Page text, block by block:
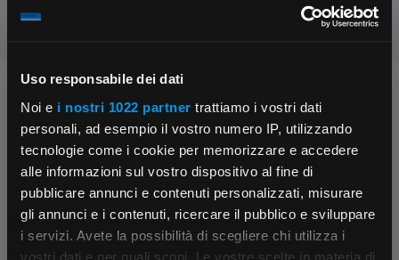
Uso responsabile dei dati
Noi e i nostri 1022 partner trattiamo i vostri dati
personali, ad esempio il vostro numero IP, utilizzando
tecnologie come i cookie per memorizzare e accedere
alle informazioni sul vostro dispositivo al fine di
pubblicare annunci e contenuti personalizzati, misurare
gli annunci e i contenuti, ricercare il pubblico e sviluppare
i servizi. Avete la possibilità di scegliere chi utilizza i
vostri dati e per quali scopi. Le vostre scelte in materia di
Chiedi ai nostri tecnici
Contattaci Fissa una consulenza